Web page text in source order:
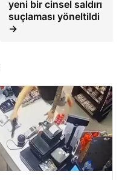
yeni bir cinsel saldırı
suçlaması yöneltildi
→